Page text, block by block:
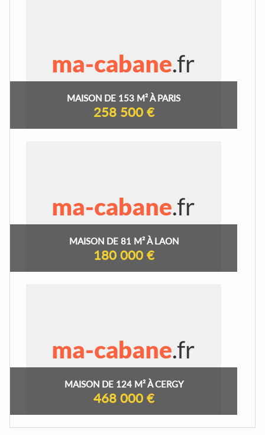
MAISON DE 153 M² À PARIS
258 500 €
MAISON DE 81 M² À LAON
180 000 €
MAISON DE 124 M² À CERGY
468 000 €